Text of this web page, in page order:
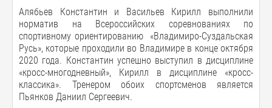
Алябьев Константин и Васильев Кирилл выполнили
норматив на Всероссийских соревнованиях по
спортивному ориентированию «Владимиро-Суздальская
Русь», которые проходили во Владимире в конце октября
2020 года. Константин успешно выступил в дисциплине
«кросс-многодневный», Кирилл в дисциплине «кросс-
классика». Тренером обоих спортсменов является
Пьянков Даниил Сергеевич.